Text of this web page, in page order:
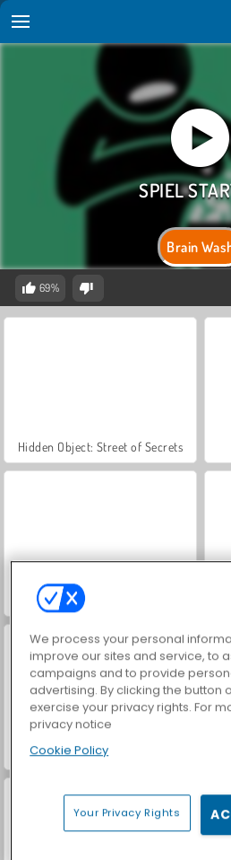
Brain
69%
Hidden Object: Street of Secrets
ASMR Makeover & Makeup Studio
Farm Merge Valley
We process your personal
improve our sites and service, to
campaigns and to provide
advertising. By clicking the button
exercise your privacy rights. For
privacy notice
Cookie Policy
Your Privacy Rights